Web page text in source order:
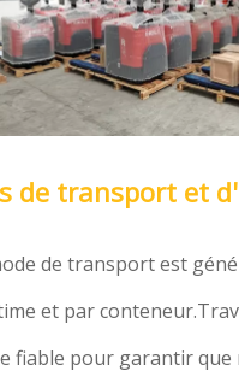
de transport et
de transport est
et par
fiable pour garantir que